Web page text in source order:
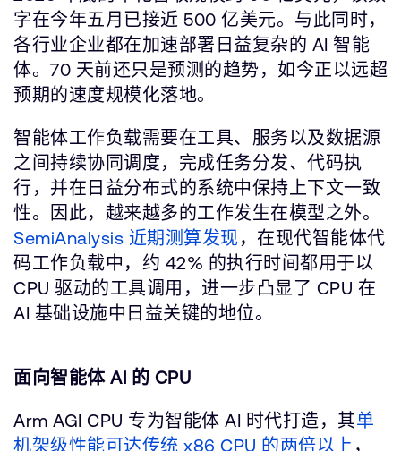
字在今年五月已接近 500 亿美元。与此同时，
各行业企业都在加速部署日益复杂的 AI 智能
体。70 天前还只是预测的趋势，如今正以远超
预期的速度规模化落地。
智能体工作负载需要在工具、服务以及数据源
之间持续协同调度，完成任务分发、代码执
行，并在日益分布式的系统中保持上下文一致
性。因此，越来越多的工作发生在模型之外。
SemiAnalysis 近期测算发现 ，在现代智能体代
码工作负载中，约 42% 的执行时间都用于以
CPU 驱动的工具调用，进一步凸显了 CPU 在
AI 基础设施中日益关键的地位。
面向智能体 AI 的 CPU
Arm AGI CPU 专为智能体 AI 时代打造，其单
机架级性能可达传统 x86 CPU 的两倍以上 ，